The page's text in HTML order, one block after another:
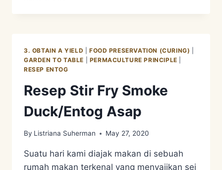
ENTOG
3. OBTAIN A YIELD FOOD PRESERVATION (CURING)
GARDEN TO TABLE
PERMACULTURE PRINCIPLE
RESEP ENTOG
Resep Stir Fry Smoke
Duck/Entog Asap
By Listriana Suherman May 27, 2020
Suatu hari kami diajak makan di sebuah
rumah makan terkenal yang menyajikan sei